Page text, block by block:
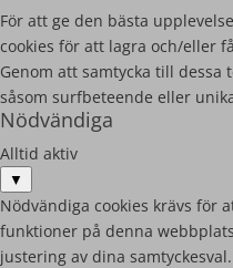
För att ge den bästa
cookies för att lagra och/eller
Genom att samtycka till dessa
såsom surfbeteende eller
Nödvändiga
Alltid aktiv
▼
Nödvändiga cookies krävs för
funktioner på denna
justering av dina samtyckesval.